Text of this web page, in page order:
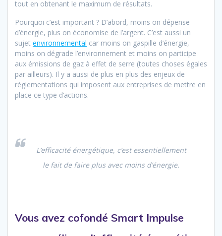
tout en obtenant le maximum de résultats.
Pourquoi c’est important ? D’abord, moins on dépense
d’énergie, plus on économise de l’argent. C’est aussi un
sujet environnemental car moins on gaspille d’énergie,
moins on dégrade l’environnement et moins on participe
aux émissions de gaz à effet de serre (toutes choses égales
par ailleurs). Il y a aussi de plus en plus des enjeux de
réglementations qui imposent aux entreprises de mettre en
place ce type d’actions.
L’efficacité énergétique, c’est essentiellement
le fait de faire plus avec moins d’énergie.
Vous avez cofondé Smart Impulse